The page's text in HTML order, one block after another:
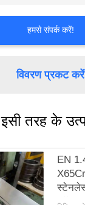
हमसे संपर्क करें!
विवरण प्रकट करें
इसी तरह के
EN
कॉइल